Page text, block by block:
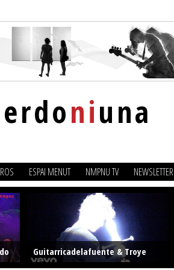
niuna
ESPAI MENUT NMPNU TV NEWSLETTER
Guitarricadelafuente & Troye